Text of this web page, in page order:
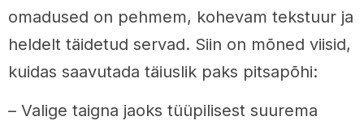
omadused on pehmem, kohevam tekstuur ja
heldelt täidetud servad. Siin on mõned viisid,
kuidas saavutada täiuslik paks pitsapõhi:
– Valige taigna jaoks tüüpilisest suurema